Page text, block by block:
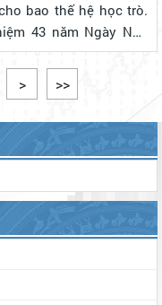
bao thế hệ học trò.
43 năm Ngày Nhà
2025) trong không khí
> >>